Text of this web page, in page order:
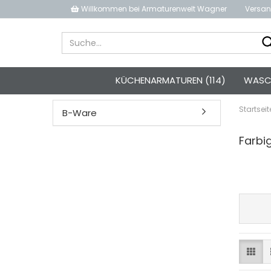
Willkommen bei Armaturenwelt Wagner
KÜCHENARMATUREN (114)
B-Ware